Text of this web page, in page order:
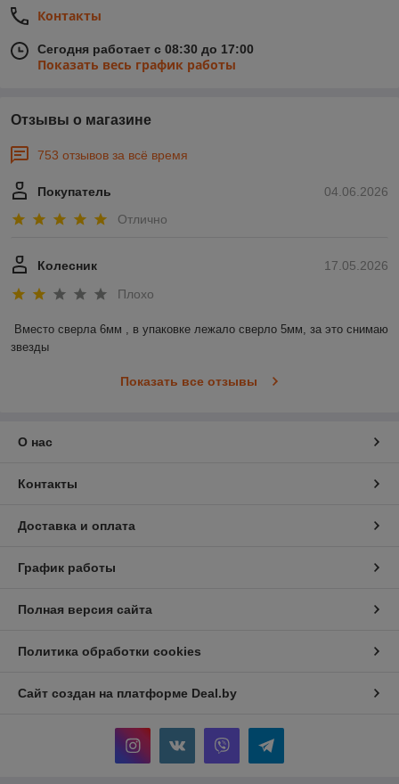
Перейти к товарам
Частые вопросы
Для чего используются пневматические
нейлеры и степлеры?
фиксации деталей с помощью гвоздей или скоб,
надежное соединение материалов.
крепежа (гвозди или скобы), совместимость с
компрессором, рабочее давление и наличие
подходят для профессионального и бытового
крепление.
Как ухаживать за пневматическим
подвижные части и храните в сухом месте для
Контакты
Сегодня работает с 08:30 до 17:00
Показать весь график работы
Отзывы о магазине
753 отзывов за всё время
04.06.2026
Покупатель
Отлично
17.05.2026
Колесник
Плохо
Вместо сверла 6мм , в упаковке лежало сверло 5мм, за это снимаю
звезды
Показать все отзывы
О нас
Контакты
Доставка и оплата
График работы
Полная версия сайта
Политика обработки cookies
Сайт создан на платформе Deal.by